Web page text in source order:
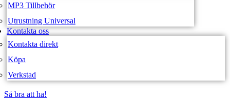
MP3 Tillbehör
Utrustning Universal
Kontakta oss
Kontakta direkt
Köpa
Verkstad
Så bra att ha!